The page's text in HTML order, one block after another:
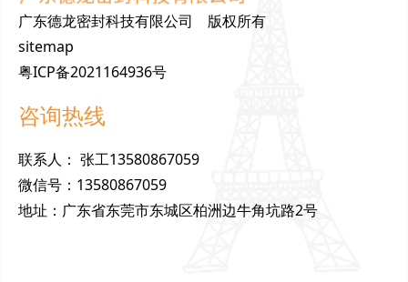
广东德龙密封科技有限公司 版权所有
sitemap
粤ICP备2021164936号
咨询热线
联系人 ： 张工13580867059
微信号 ： 13580867059
地址 ： 广东省东莞市东城区柏洲边牛角坑路2号